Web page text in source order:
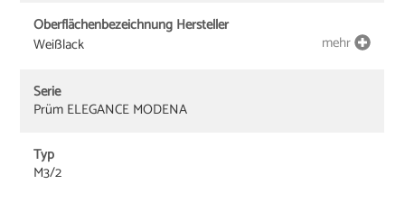
Oberflächenbezeichnung Hersteller
Weißlack
mehr
Serie
Prüm ELEGANCE MODENA
Typ
M3/2